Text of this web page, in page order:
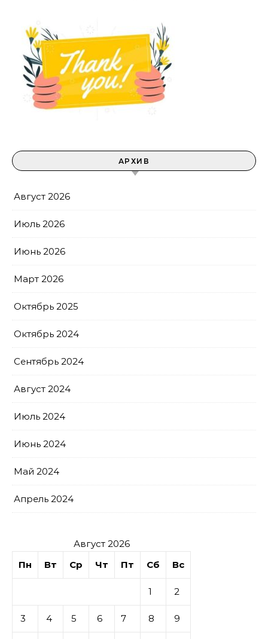
АРХИВ
Август 2026
Июль 2026
Июнь 2026
Март 2026
Октябрь 2025
Октябрь 2024
Сентябрь 2024
Август 2024
Июль 2024
Июнь 2024
Май 2024
Апрель 2024
Август 2026
Пн
Вт Ср Чт Пт Сб Вс
1 2
3 4 5 6 7 8 9